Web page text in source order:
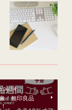
06:14
！無印良品